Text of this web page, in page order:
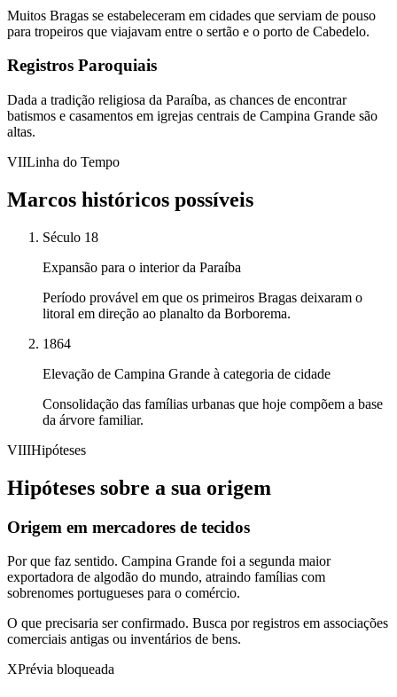
Muitos Bragas se estabeleceram em cidades que serviam de pouso
para tropeiros que viajavam entre o sertão e o porto de Cabedelo.
Registros Paroquiais
Dada a tradição religiosa da Paraíba, as chances de encontrar
batismos e casamentos em igrejas centrais de Campina Grande são
altas.
VIILinha do Tempo
Marcos históricos possíveis
Século 18
Expansão para o interior da Paraíba
Período provável em que os primeiros Bragas deixaram o
litoral em direção ao planalto da Borborema.
1864
Elevação de Campina Grande à categoria de cidade
Consolidação das famílias urbanas que hoje compõem a base
da árvore familiar.
VIIIHipóteses
Hipóteses sobre a sua origem
Origem em mercadores de tecidos
Por que faz sentido. Campina Grande foi a segunda maior
exportadora de algodão do mundo, atraindo famílias com
sobrenomes portugueses para o comércio.
O que precisaria ser confirmado. Busca por registros em associações
comerciais antigas ou inventários de bens.
XPrévia bloqueada